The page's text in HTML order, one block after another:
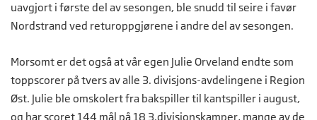
uavgjort i første del av sesongen, ble snudd til seire i favør
Nordstrand ved returoppgjørene i andre del av sesongen.
Morsomt er det også at vår egen Julie Orveland endte som
toppscorer på tvers av alle 3. divisjons-avdelingene i Region
Øst. Julie ble omskolert fra bakspiller til kantspiller i august,
og har scoret 144 mål på 18 3.divisjonskamper, mange av de